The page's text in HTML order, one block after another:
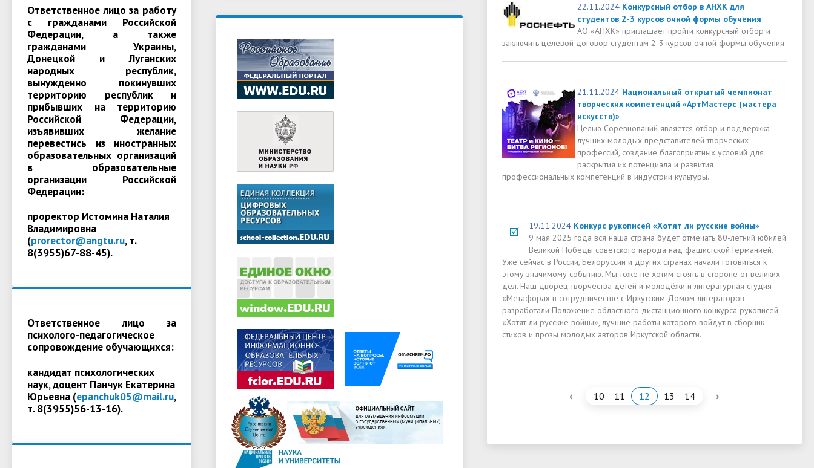
Ответственное лицо за работу
с гражданами Российской
Федерации, а также
гражданами Украины,
Донецкой и Луганских
народных республик,
вынужденно покинувших
территорию республик и
прибывших на территорию
Российской Федерации,
изъявивших желание
перевестись из иностранных
образовательных организаций
в образовательные
организации Российской
Федерации:
проректор Истомина Наталия
Владимировна
(prorector@angtu.ru, т.
8(3955)67-88-45).
Ответственное лицо за
психолого-педагогическое
сопровождение обучающихся:
кандидат психологических
наук, доцент Панчук Екатерина
Юрьевна (epanchuk05@mail.ru,
т. 8(3955)56-13-16).
22.11.2024 Конкурсный отбор в АНХК для
студентов 2-3 курсов очной формы обучения
АО «АНХК» приглашает пройти конкурсный отбор и
заключить целевой договор студентам 2-3 курсов очной формы обучения
21.11.2024 Национальный открытый чемпионат
творческих компетенций «АртМастерс (мастера
искусств)»
Целью Соревнований является отбор и поддержка
лучших молодых представителей творческих
профессий, создание благоприятных условий для
раскрытия их потенциала и развития
профессиональных компетенций в индустрии культуры.
19.11.2024 Конкурс рукописей «Хотят ли русские войны»
9 мая 2025 года вся наша страна будет отмечать 80-летний юбилей
Великой Победы советского народа над фашистской Германией.
Уже сейчас в России, Белоруссии и других странах начали готовиться к
этому значимому событию. Мы тоже не хотим стоять в стороне от великих
дел. Наш дворец творчества детей и молодёжи и литературная студия
«Метафора» в сотрудничестве с Иркутским Домом литераторов
разработали Положение областного дистанционного конкурса рукописей
«Хотят ли русские войны», лучшие работы которого войдут в сборник
стихов и прозы молодых авторов Иркутской области.
‹ 10 11 12 13 14 ›